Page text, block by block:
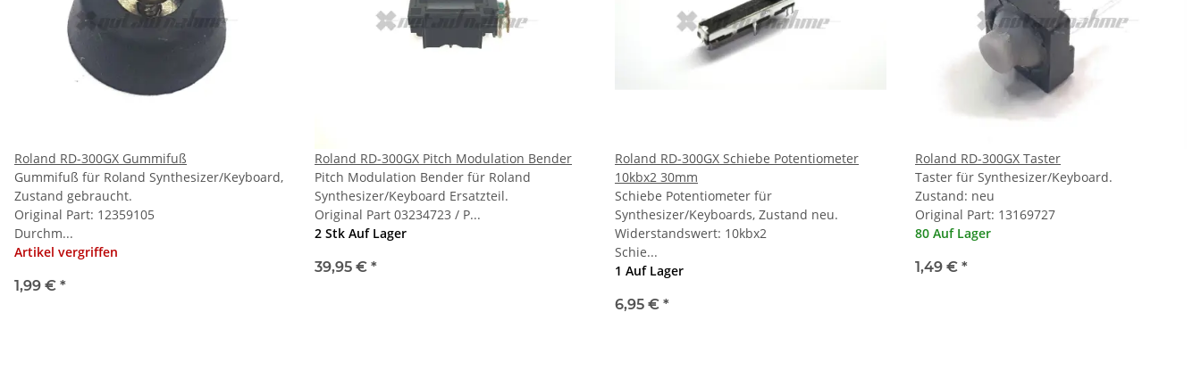
Roland RD-300GX Gummifuß
Gummifuß für Roland Synthesizer/Keyboard,
Zustand gebraucht.
Original Part: 12359105
Durchm...
Artikel vergriffen
1,99 € *
Roland RD-300GX Pitch Modulation Bender
Pitch Modulation Bender für Roland
Synthesizer/Keyboard Ersatzteil.
Original Part 03234723 / P...
2 Stk Auf Lager
39,95 € *
Roland RD-300GX Schiebe Potentiometer
10kbx2 30mm
Schiebe Potentiometer für
Synthesizer/Keyboards, Zustand neu.
Widerstandswert: 10kbx2
Schie...
1 Auf Lager
6,95 € *
Roland RD-300GX Taster
Taster für Synthesizer/Keyboard.
Zustand: neu
Original Part: 13169727
80 Auf Lager
1,49 € *